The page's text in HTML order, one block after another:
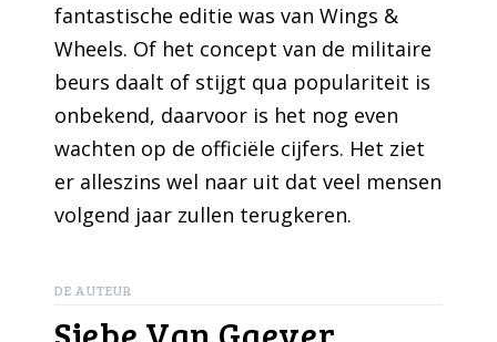
fantastische editie was van Wings &
Wheels. Of het concept van de militaire
beurs daalt of stijgt qua populariteit is
onbekend, daarvoor is het nog even
wachten op de officiële cijfers. Het ziet
er alleszins wel naar uit dat veel mensen
volgend jaar zullen terugkeren.
DE AUTEUR